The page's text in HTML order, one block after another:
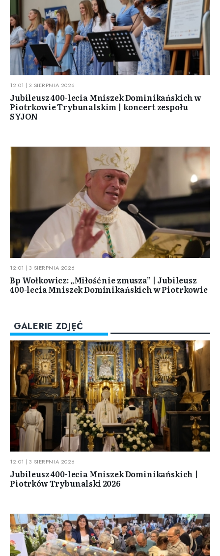
12:01 | 3 SIERPNIA 2026
Jubileusz 400-lecia Mniszek Dominikańskich w
Piotrkowie Trybunalskim | koncert zespołu
SYJON
12:01 | 3 SIERPNIA 2026
Bp Wołkowicz: „Miłość nie zmusza” | Jubileusz
400-lecia Mniszek Dominikańskich w Piotrkowie
GALERIE ZDJĘĆ
12:01 | 3 SIERPNIA 2026
Jubileusz 400-lecia Mniszek Dominikańskich |
Piotrków Trybunalski 2026